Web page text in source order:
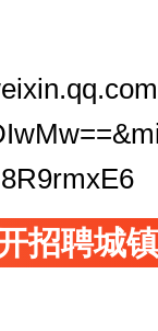
招聘城